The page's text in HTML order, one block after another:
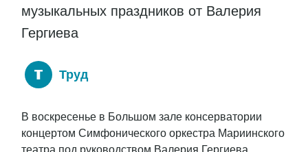
музыкальных праздников от Валерия
Гергиева
Труд
В воскресенье в Большом зале консерватории
концертом Симфонического оркестра Мариинского
театра под руководством Валерия Гергиева